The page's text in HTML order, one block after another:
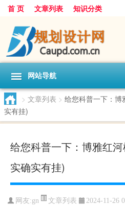
首 页 文章列表 知识分类
网站导航
> 文章列表 > 给您科普一下：博
实有挂)
给您科普一下：博雅红
实确实有挂)
网友:gn 文章列表 2024-11-26